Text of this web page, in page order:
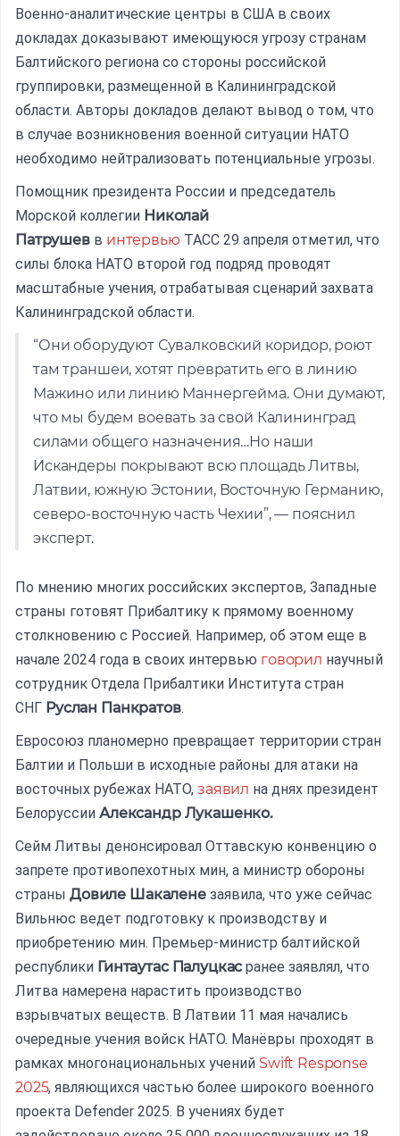
Военно-аналитические центры в США в своих
докладах доказывают имеющуюся угрозу странам
Балтийского региона со стороны российской
группировки, размещенной в Калининградской
области. Авторы докладов делают вывод о том, что
в случае возникновения военной ситуации НАТО
необходимо нейтрализовать потенциальные угрозы.
Помощник президента России и председатель
Морской коллегии Николай
Патрушевв интервью ТАСС 29 апреля отметил, что
силы блока НАТО второй год подряд проводят
масштабные учения, отрабатывая сценарий захвата
Калининградской области.
“Они оборудуют Сувалковский коридор, роют
там траншеи, хотят превратить его в линию
Мажино или линию Маннергейма. Они думают,
что мы будем воевать за свой Калининград
силами общего назначения…Но наши
Искандеры покрывают всю площадь Литвы,
Латвии, южную Эстонии, Восточную Германию,
северо-восточную часть Чехии”, — пояснил
эксперт.
По мнению многих российских экспертов, Западные
страны готовят Прибалтику к прямому военному
столкновению с Россией. Например, об этом еще в
начале 2024 года в своих интервью говорил научный
сотрудник Отдела Прибалтики Института стран
СНГ Руслан Панкратов.
Евросоюз планомерно превращает территории стран
Балтии и Польши в исходные районы для атаки на
восточных рубежах НАТО, заявил на днях президент
Белоруссии Александр Лукашенко.
Сейм Литвы денонсировал Оттавскую конвенцию о
запрете противопехотных мин, а министр обороны
страны Довиле Шакаленезаявила, что уже сейчас
Вильнюс ведет подготовку к производству и
приобретению мин. Премьер-министр балтийской
республики Гинтаутас Палуцкасранее заявлял, что
Литва намерена нарастить производство
взрывчатых веществ. В Латвии 11 мая начались
очередные учения войск НАТО. Манёвры проходят в
рамках многонациональных учений Swift Response
2025, являющихся частью более широкого военного
проекта Defender 2025. В учениях будет